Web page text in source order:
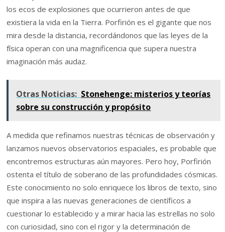
los ecos de explosiones que ocurrieron antes de que
existiera la vida en la Tierra. Porfirión es el gigante que nos
mira desde la distancia, recordándonos que las leyes de la
física operan con una magnificencia que supera nuestra
imaginación más audaz.
Otras Noticias: Stonehenge: misterios y teorías
sobre su construcción y propósito
A medida que refinamos nuestras técnicas de observación y
lanzamos nuevos observatorios espaciales, es probable que
encontremos estructuras aún mayores. Pero hoy, Porfirión
ostenta el título de soberano de las profundidades cósmicas.
Este conocimiento no solo enriquece los libros de texto, sino
que inspira a las nuevas generaciones de científicos a
cuestionar lo establecido y a mirar hacia las estrellas no solo
con curiosidad, sino con el rigor y la determinación de